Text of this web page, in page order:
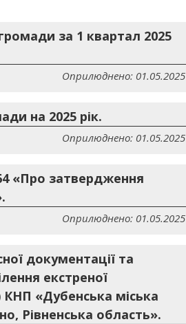
за 1 квартал 2025
Оприлюднено: 01.05.2025
на 2025 рік.
Оприлюднено: 01.05.2025
«Про затвердження
Оприлюднено: 01.05.2025
документації та
екстреної
КНП «Дубенська міська
Рівненська область».